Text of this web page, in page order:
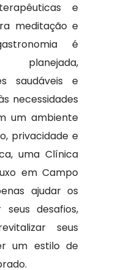
e
meditação e
é
planejada,
saudáveis e
necessidades
um ambiente
privacidade e
uma Clínica
em Campo
ajudar os
desafios,
seus
um estilo de